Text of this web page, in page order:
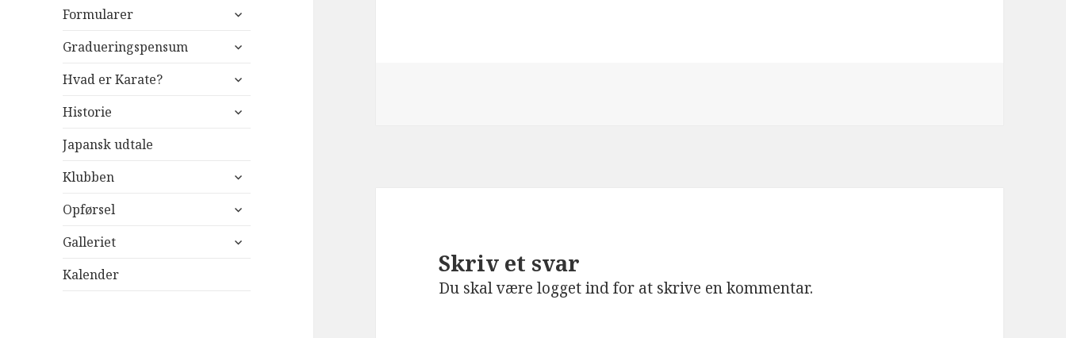
Formularer
udvid
Gradueringspensum
udvid
Hvad er Karate?
udvid
Historie
udvid
Japansk udtale
Klubben
udvid
Opførsel
udvid
Galleriet
udvid
Kalender
Skriv et svar
Du skal værelogget indfor at skrive en kommentar.